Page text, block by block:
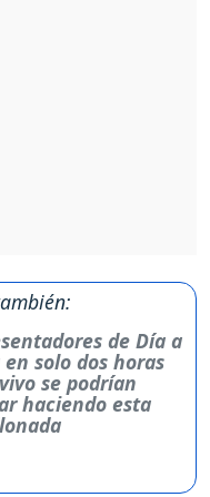
de Día a
en solo dos horas
se podrían
haciendo esta